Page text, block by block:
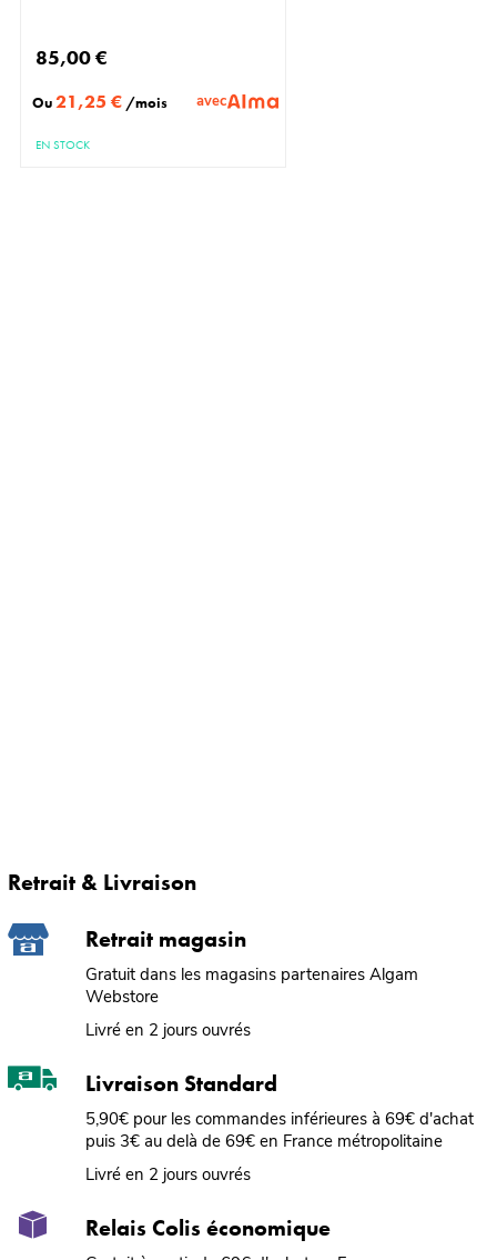
85,00 €
Ou21,25 € /mois avec
EN STOCK
Retrait & Livraison
Retrait magasin
Gratuit dans les magasins partenaires Algam
Webstore
Livré en 2 jours ouvrés
Livraison Standard
5,90€ pour les commandes inférieures à 69€ d'achat
puis 3€ au delà de 69€ en France métropolitaine
Livré en 2 jours ouvrés
Relais Colis économique